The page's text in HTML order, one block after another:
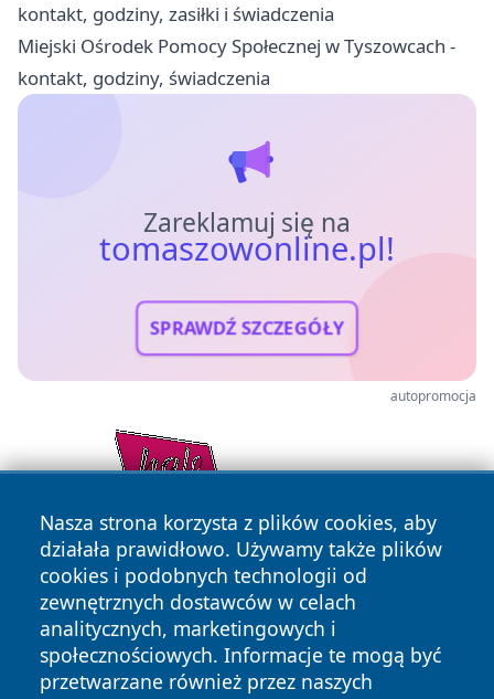
kontakt, godziny, zasiłki i świadczenia
Miejski Ośrodek Pomocy Społecznej w Tyszowcach -
kontakt, godziny, świadczenia
Zareklamuj się na
tomaszowonline.pl!
SPRAWDŹ SZCZEGÓŁY
autopromocja
Nasza strona korzysta z plików cookies, aby
działała prawidłowo. Używamy także plików
cookies i podobnych technologii od
zewnętrznych dostawców w celach
analitycznych, marketingowych i
społecznościowych. Informacje te mogą być
przetwarzane również przez naszych